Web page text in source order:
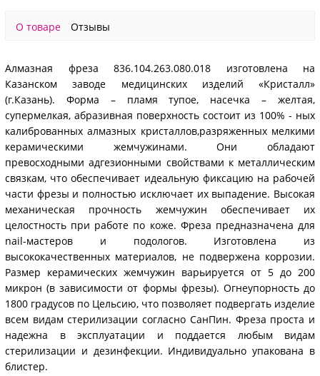
О товаре Отзывы
Алмазная фреза 836.104.263.080.018 изготовлена на
Казанском заводе медицинских изделий «Кристалл»
(г.Казань). Форма – пламя тупое, насечка – желтая,
супермелкая, абразивная поверхность состоит из 100% - ных
калиброванных алмазных кристаллов,разряженных мелкими
керамическими жемчужинами. Они обладают
превосходными адгезионными свойствами к металлическим
связкам, что обеспечивает идеальную фиксацию на рабочей
части фрезы и полностью исключает их выпадение. Высокая
механическая прочность жемчужин обеспечивает их
целостность при работе по коже. Фреза предназначена для
nail-мастеров и подологов. Изготовлена из
высококачественных материалов, не подвержена коррозии.
Размер керамических жемчужин варьируется от 5 до 200
микрон (в зависимости от формы фрезы). Огнеупорность до
1800 градусов по Цельсию, что позволяет подвергать изделие
всем видам стерилизации согласно СанПин. Фреза проста и
надежна в эксплуатации и поддается любым видам
стерилизации и дезинфекции. Индивидуально упакована в
блистер.